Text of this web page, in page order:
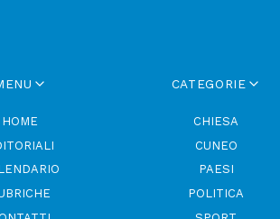
HOME
CATEGORIE
CHIESA
CUNEO
PAESI
POLITICA